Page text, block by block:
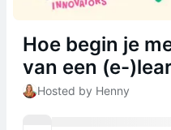
Hoe begin je
van een (e-
Hosted by Henny